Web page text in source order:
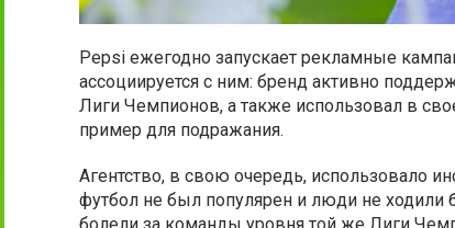
Pepsi ежегодно запускает рекламные
ассоциируется с ним: бренд активно
Лиги Чемпионов, а также использовал в
пример для подражания.
Агентство, в свою очередь, использовало
футбол не был популярен и люди не ходили